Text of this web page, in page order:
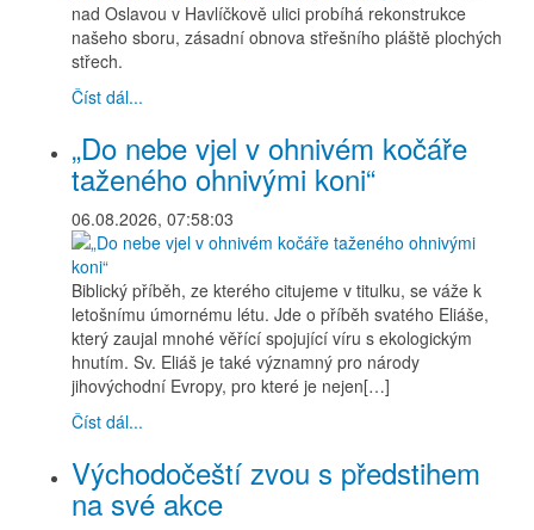
nad Oslavou v Havlíčkově ulici probíhá rekonstrukce
našeho sboru, zásadní obnova střešního pláště plochých
střech.
Číst dál...
„Do nebe vjel v ohnivém kočáře
taženého ohnivými koni“
06.08.2026, 07:58:03
Biblický příběh, ze kterého citujeme v titulku, se váže k
letošnímu úmornému létu. Jde o příběh svatého Eliáše,
který zaujal mnohé věřící spojující víru s ekologickým
hnutím. Sv. Eliáš je také významný pro národy
jihovýchodní Evropy, pro které je nejen[…]
Číst dál...
Východočeští zvou s předstihem
na své akce